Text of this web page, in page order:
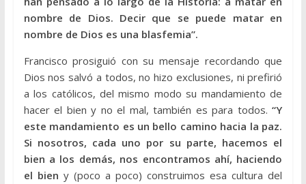
nombre de Dios. Decir que se puede matar en
nombre de Dios es una blasfemia”.
Francisco prosiguió con su mensaje recordando que
Dios nos salvó a todos, no hizo exclusiones, ni prefirió
a los católicos, del mismo modo su mandamiento de
hacer el bien y no el mal, también es para todos.“Y
este mandamiento es un bello camino hacia la paz.
Si nosotros, cada uno por su parte, hacemos el
bien a los demás, nos encontramos ahí, haciendo
el bien y (poco a poco) construimos esa cultura del